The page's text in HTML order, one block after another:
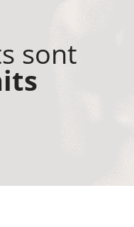
sont